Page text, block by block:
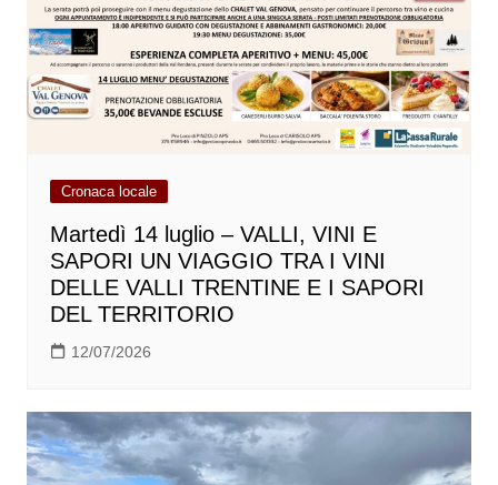
Cronaca locale
Martedì 14 luglio – VALLI, VINI E
SAPORI UN VIAGGIO TRA I VINI
DELLE VALLI TRENTINE E I SAPORI
DEL TERRITORIO
12/07/2026